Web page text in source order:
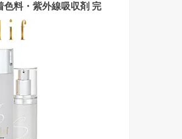
色料・紫外線吸収剤 完